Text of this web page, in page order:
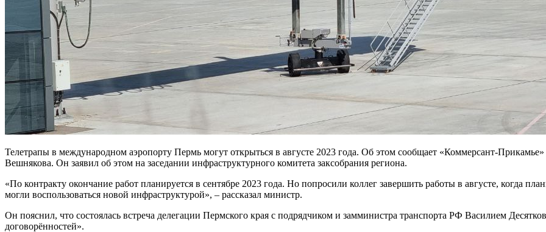
Телетрапы в международном аэропорту Пермь могут открыться в августе 2023 года. Об этом сообщает «Коммерсант-
Вешнякова. Он заявил об этом на заседании инфраструктурного комитета заксобрания региона.
«По контракту окончание работ планируется в сентябре 2023 года. Но попросили коллег завершить работы в августе, когда
могли воспользоваться новой инфраструктурой», – рассказал министр.
Он пояснил, что состоялась встреча делегации Пермского края с подрядчиком и замминистра транспорта РФ Василием
договорённостей».